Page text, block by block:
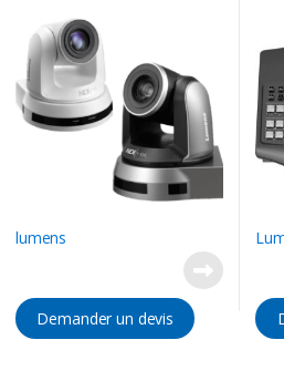
lumens
Demander un devis